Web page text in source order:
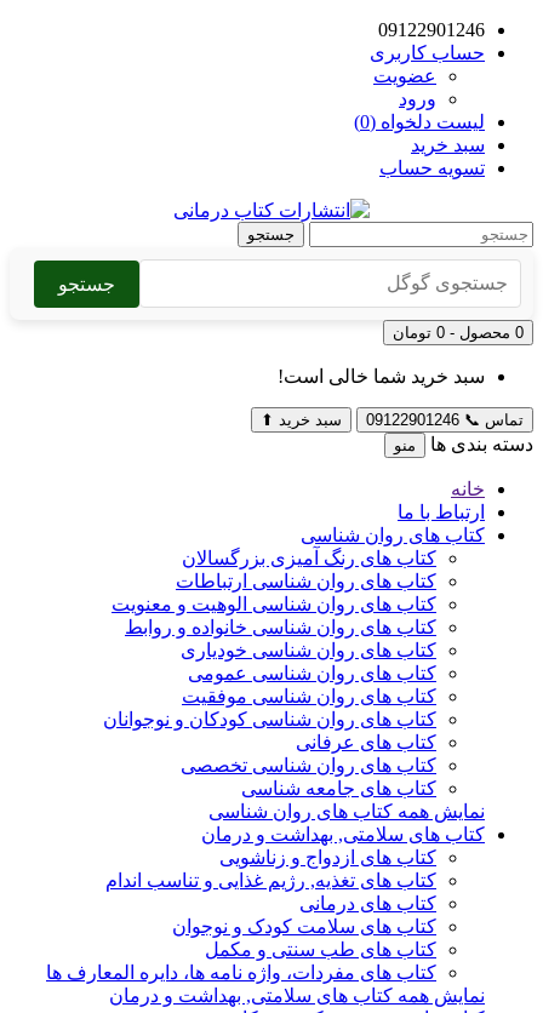
09122901246
حساب کاربری
عضویت
ورود
لیست دلخواه (0)
سبد خرید
تسویه حساب
جستجو
جستجو
0 محصول - 0 تومان
سبد خرید شما خالی است!
تماس 📞
09122901246 سبد خرید ⬆
دسته بندی ها منو
خانه
ارتباط با ما
کتاب های روان شناسی
کتاب های رنگ آمیزی بزرگسالان
کتاب های روان شناسی ارتباطات
کتاب های روان شناسی الوهیت و معنویت
کتاب های روان شناسی خانواده و روابط
کتاب های روان شناسی خودیاری
کتاب های روان شناسی عمومی
کتاب های روان شناسی موفقیت
کتاب های روان شناسی کودکان و نوجوانان
کتاب های عرفانی
کتاب های روان شناسی تخصصی
کتاب های جامعه شناسی
نمایش همه کتاب های روان شناسی
کتاب های سلامتی, بهداشت و درمان
کتاب های ازدواج و زناشویی
کتاب های تغذیه, رژیم غذایی و تناسب اندام
کتاب های درمانی
کتاب های سلامت کودک و نوجوان
کتاب های طب سنتی و مکمل
کتاب های مفردات، واژه نامه ها، دایره المعارف ها
نمایش همه کتاب های سلامتی, بهداشت و درمان